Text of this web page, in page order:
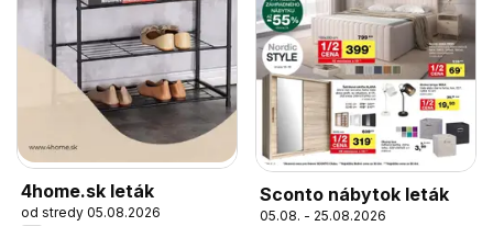
4home.sk leták
od stredy 05.08.2026
Sconto nábytok leták
05.08. - 25.08.2026